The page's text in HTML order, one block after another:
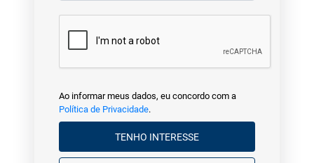
Ao informar meus dados, eu concordo com a
Política de Privacidade.
TENHO INTERESSE